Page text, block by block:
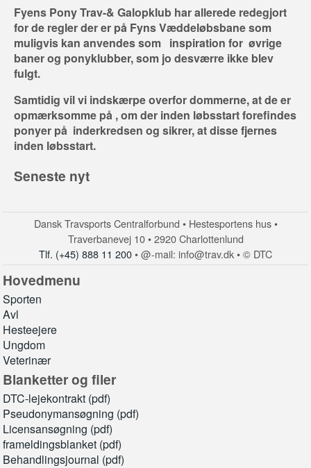
Fyens Pony Trav-& Galopklub har allerede redegjort
for de regler der er på Fyns Væddeløbsbane som
muligvis kan anvendes som inspiration for øvrige
baner og ponyklubber, som jo desværre ikke blev
fulgt.
Samtidig vil vi indskærpe overfor dommerne, at de er
opmærksomme på , om der inden løbsstart forefindes
ponyer på inderkredsen og sikrer, at disse fjernes
inden løbsstart.
Seneste nyt
Dansk Travsports Centralforbund • Hestesportens hus •
Traverbanevej 10 • 2920 Charlottenlund
Tlf. (+45) 888 11 200• @-mail: info@trav.dk • © DTC
Hovedmenu
Sporten
Avl
Hesteejere
Ungdom
Veterinær
Blanketter og filer
DTC-lejekontrakt (pdf)
Pseudonymansøgning (pdf)
Licensansøgning (pdf)
frameldingsblanket (pdf)
Behandlingsjournal (pdf)